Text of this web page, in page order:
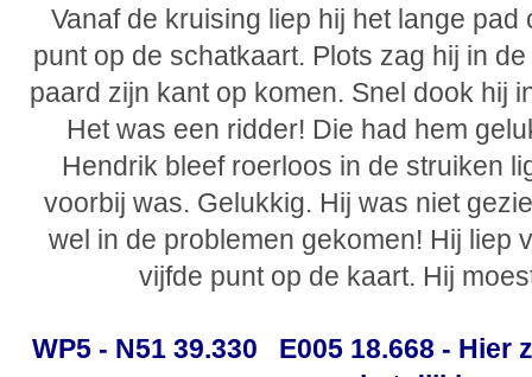
Vanaf de kruising liep hij het lange
punt op de schatkaart. Plots zag hij in
paard zijn kant op komen. Snel dook hij
Het was een ridder! Die had hem
Hendrik bleef roerloos in de struiken
voorbij was. Gelukkig. Hij was niet
wel in de problemen gekomen! Hij liep
vijfde punt op de kaart. Hij
WP5 - N51 39.330 E005 18.668 - Hier